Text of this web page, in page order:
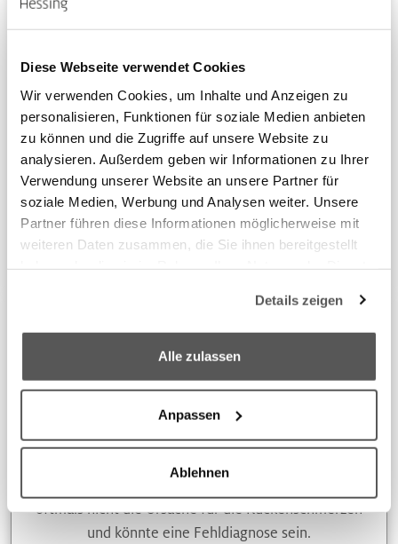
Diese Webseite verwendet Cookies
Wir verwenden Cookies, um Inhalte und Anzeigen zu
personalisieren, Funktionen für soziale Medien anbieten
zu können und die Zugriffe auf unsere Website zu
analysieren. Außerdem geben wir Informationen zu Ihrer
Verwendung unserer Website an unsere Partner für
soziale Medien, Werbung und Analysen weiter. Unsere
Partner führen diese Informationen möglicherweise mit
weiteren Daten zusammen, die Sie ihnen bereitgestellt
We work with8 third partieswho may receive and
process your information.
Details zeigen
Alle zulassen
Anpassen
Ablehnen
Iliosakralsyndrom
Das Iliosakralgelenk kann durch Verschleiß Schmerzen
verursachen. Durch die besondere Stellung des
Iliosakralgelenks kann es zu Blockierungen kommen,
die sehr schmerzhaft sein können.
Das Iliosakralsyndrom kann aber meist ohne Operation
Bandscheibenprobleme
Nur 3 bis 5 Prozent aller Rückenschmerzen sind
oftmals nicht die Ursache für die Rückenschmerzen
und könnte eine Fehldiagnose sein.